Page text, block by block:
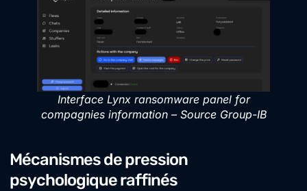
Interface Lynx ransomware panel for
compagnies information – Source Group-IB
Mécanismes de pression
psychologique raffinés